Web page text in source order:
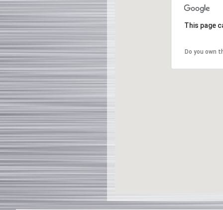
This page
Do you own